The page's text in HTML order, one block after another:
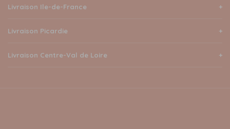
Livraison Ile-de-France
Livraison Picardie
Livraison Centre-Val de Loire